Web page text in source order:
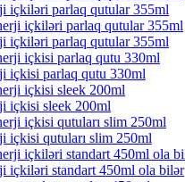
içkiləri parlaq qutular 355ml
içkiləri parlaq qutular 355ml
içkisi parlaq qutu 330ml
içkisi sleek 200ml
içkisi qutuları slim 250ml
içkiləri standart 450ml ola bilər